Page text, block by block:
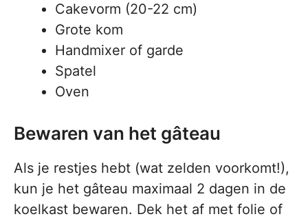
Cakevorm (20-22 cm)
Grote kom
Handmixer of garde
Spatel
Oven
Bewaren van het gâteau
Als je restjes hebt (wat zelden voorkomt!),
kun je het gâteau maximaal 2 dagen in de
koelkast bewaren. Dek het af met folie of